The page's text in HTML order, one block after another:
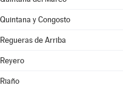
Quintana y Congosto
Regueras de Arriba
Reyero
Riaño